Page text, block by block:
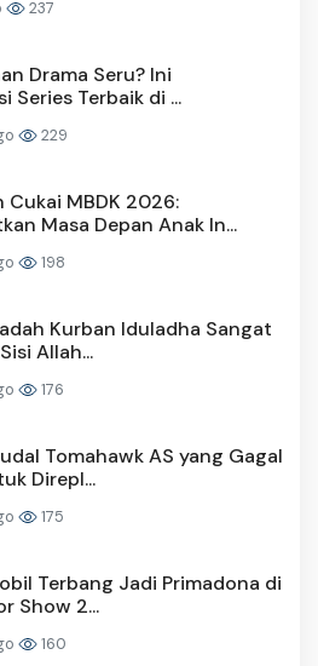
237
Drama Seru? Ini
Series Terbaik di ...
229
Cukai MBDK 2026:
Masa Depan Anak In...
198
Kurban Iduladha Sangat
Allah...
176
Tomahawk AS yang Gagal
Direpl...
175
Terbang Jadi Primadona di
Show 2...
160